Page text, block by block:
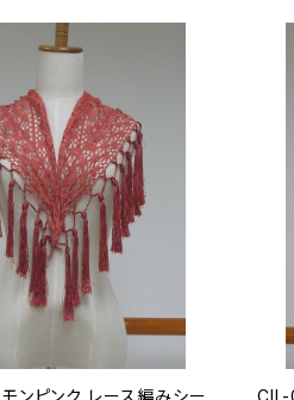
ンピンク レース編みシー
CIL-